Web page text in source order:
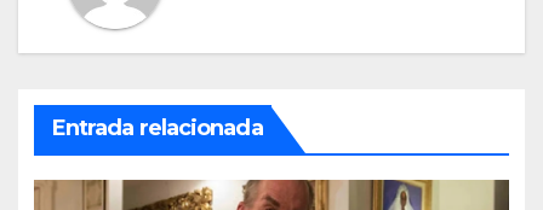
Entrada relacionada